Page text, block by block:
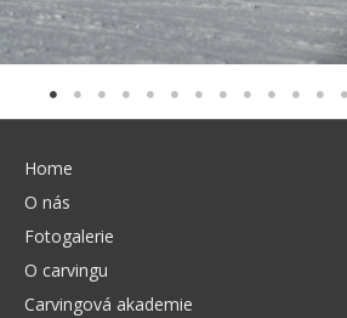
Home
O nás
Fotogalerie
O carvingu
Carvingová akademie